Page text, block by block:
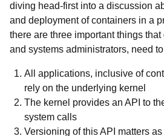
diving head-first into a discussion
and deployment of containers in a
there are three important things
and systems administrators, need
All applications, inclusive of
rely on the underlying kernel
The kernel provides an API to
system calls
Versioning of this API matters as